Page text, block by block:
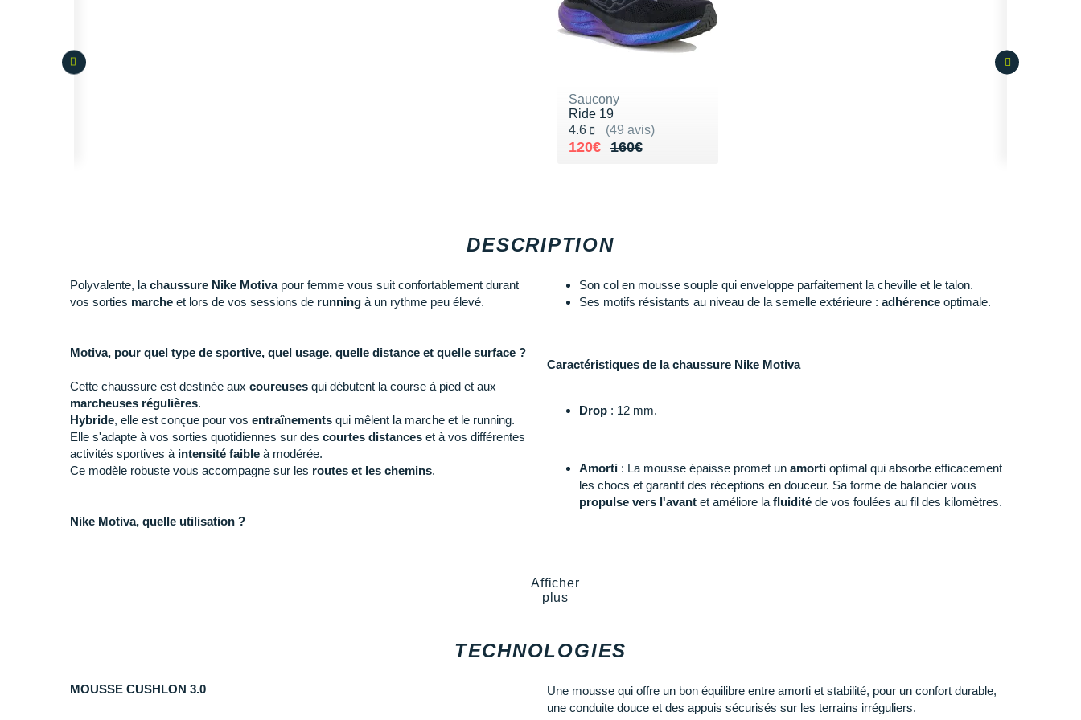
DESCRIPTION
Polyvalente, la chaussure Nike Motivapour femme vous suit confortablement durant
vos sorties marche et lors de vos sessions de running à un rythme peu élevé.
Motiva, pour quel type de sportive, quel usage, quelle distance et quelle surface ?
Cette chaussure est destinée aux coureuses qui débutent la course à pied et aux
marcheuses régulières.
Hybride, elle est conçue pour vos entraînements qui mêlent la marche et le running.
Elle s'adapte à vos sorties quotidiennes sur des courtes distances et à vos différentes
activités sportives à intensité faible à modérée.
Ce modèle robuste vous accompagne sur les routes et les chemins.
Nike Motiva, quelle utilisation ?
Son col en mousse souple qui enveloppe parfaitement la cheville et le talon.
Ses motifs résistants au niveau de la semelle extérieure : adhérenceoptimale.
Caractéristiques de la chaussure Nike Motiva
Drop: 12 mm.
Amorti: La mousse épaisse promet un amortioptimal qui absorbe efficacement
les chocs et garantit des réceptions en douceur. Sa forme de balancier vous
propulse vers l'avantet améliore la fluiditéde vos foulées au fil des kilomètres.
Semelle extérieure : Sa forme particulière aide à réduire la fatigue grâce à des
transitions naturelles
. Le caoutchouc résistant à motifs accroît l'adhérence et la
Afficher
plus
TECHNOLOGIES
MOUSSE CUSHLON 3.0
Une mousse qui offre un bon équilibre entre amorti et stabilité, pour un confort durable,
une conduite douce et des appuis sécurisés sur les terrains irréguliers.
Saucony
Ride 19
4.6
(49 avis)
Noté 4.6 sur 5
160€
Au lieu de 160€
120€
Vendu 120€